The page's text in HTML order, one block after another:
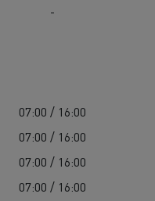
-
07:00 / 16:00
07:00 / 16:00
07:00 / 16:00
07:00 / 16:00